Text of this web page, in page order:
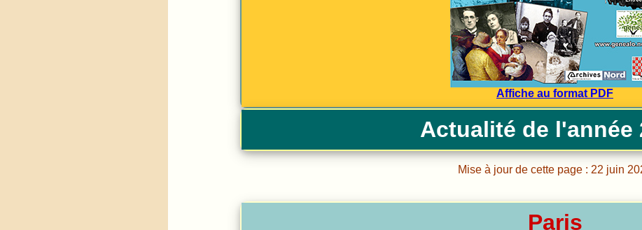
Affiche au format PDF
Actualité de l'année
Mise à jour de cette page : 22 juin
Paris